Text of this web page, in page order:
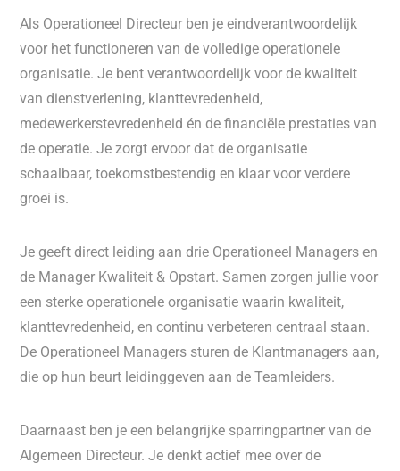
Als Operationeel Directeur ben je eindverantwoordelijk
voor het functioneren van de volledige operationele
organisatie. Je bent verantwoordelijk voor de kwaliteit
van dienstverlening, klanttevredenheid,
medewerkerstevredenheid én de financiële prestaties van
de operatie. Je zorgt ervoor dat de organisatie
schaalbaar, toekomstbestendig en klaar voor verdere
groei is.
Je geeft direct leiding aan drie Operationeel Managers en
de Manager Kwaliteit & Opstart. Samen zorgen jullie voor
een sterke operationele organisatie waarin kwaliteit,
klanttevredenheid, en continu verbeteren centraal staan.
De Operationeel Managers sturen de Klantmanagers aan,
die op hun beurt leidinggeven aan de Teamleiders.
Daarnaast ben je een belangrijke sparringpartner van de
Algemeen Directeur. Je denkt actief mee over de